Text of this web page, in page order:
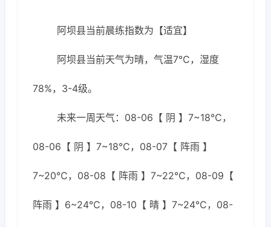
阿坝县当前晨练指数为【适宜】
阿坝县当前天气为晴，气温7℃，湿度
78%，3-4级。
未来一周天气：08-06【 阴 】7~18℃，
08-06【 阴 】7~18℃，08-07【 阵雨 】
7~20℃，08-08【 阵雨 】7~22℃，08-09【
阵雨 】6~24℃，08-10【 晴 】7~24℃，08-